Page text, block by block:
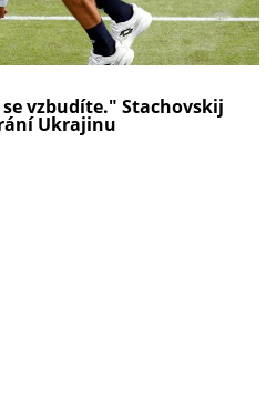
vzbudíte." Stachovskij
Ukrajinu